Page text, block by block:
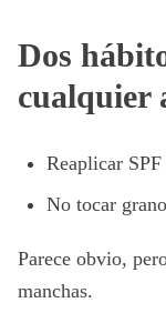
Dos
cualquier
Reaplicar
No tocar
Parece obvio,
manchas.